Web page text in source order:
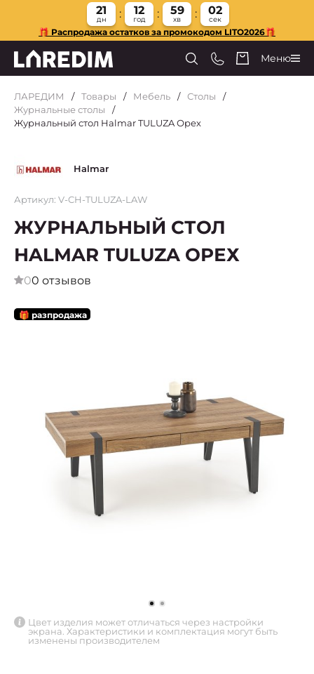
21
дн
12
год
59
хв
01
сек
🎁 Распродажа остатков за промокодом LITO2026🎁
Меню
ЛАРЕДИМ Товары Мебель
Столы
Журнальные столы
Журнальный стол Halmar TULUZA Орех
Halmar
Артикул: V-CH-TULUZA-LAW
ЖУРНАЛЬНЫЙ СТОЛ
HALMAR TULUZA ОРЕХ
00 отзывов
🎁 разпродажа
Цвет изделия может отличаться через настройки
экрана. Характеристики и комплектация могут быть
изменены производителем